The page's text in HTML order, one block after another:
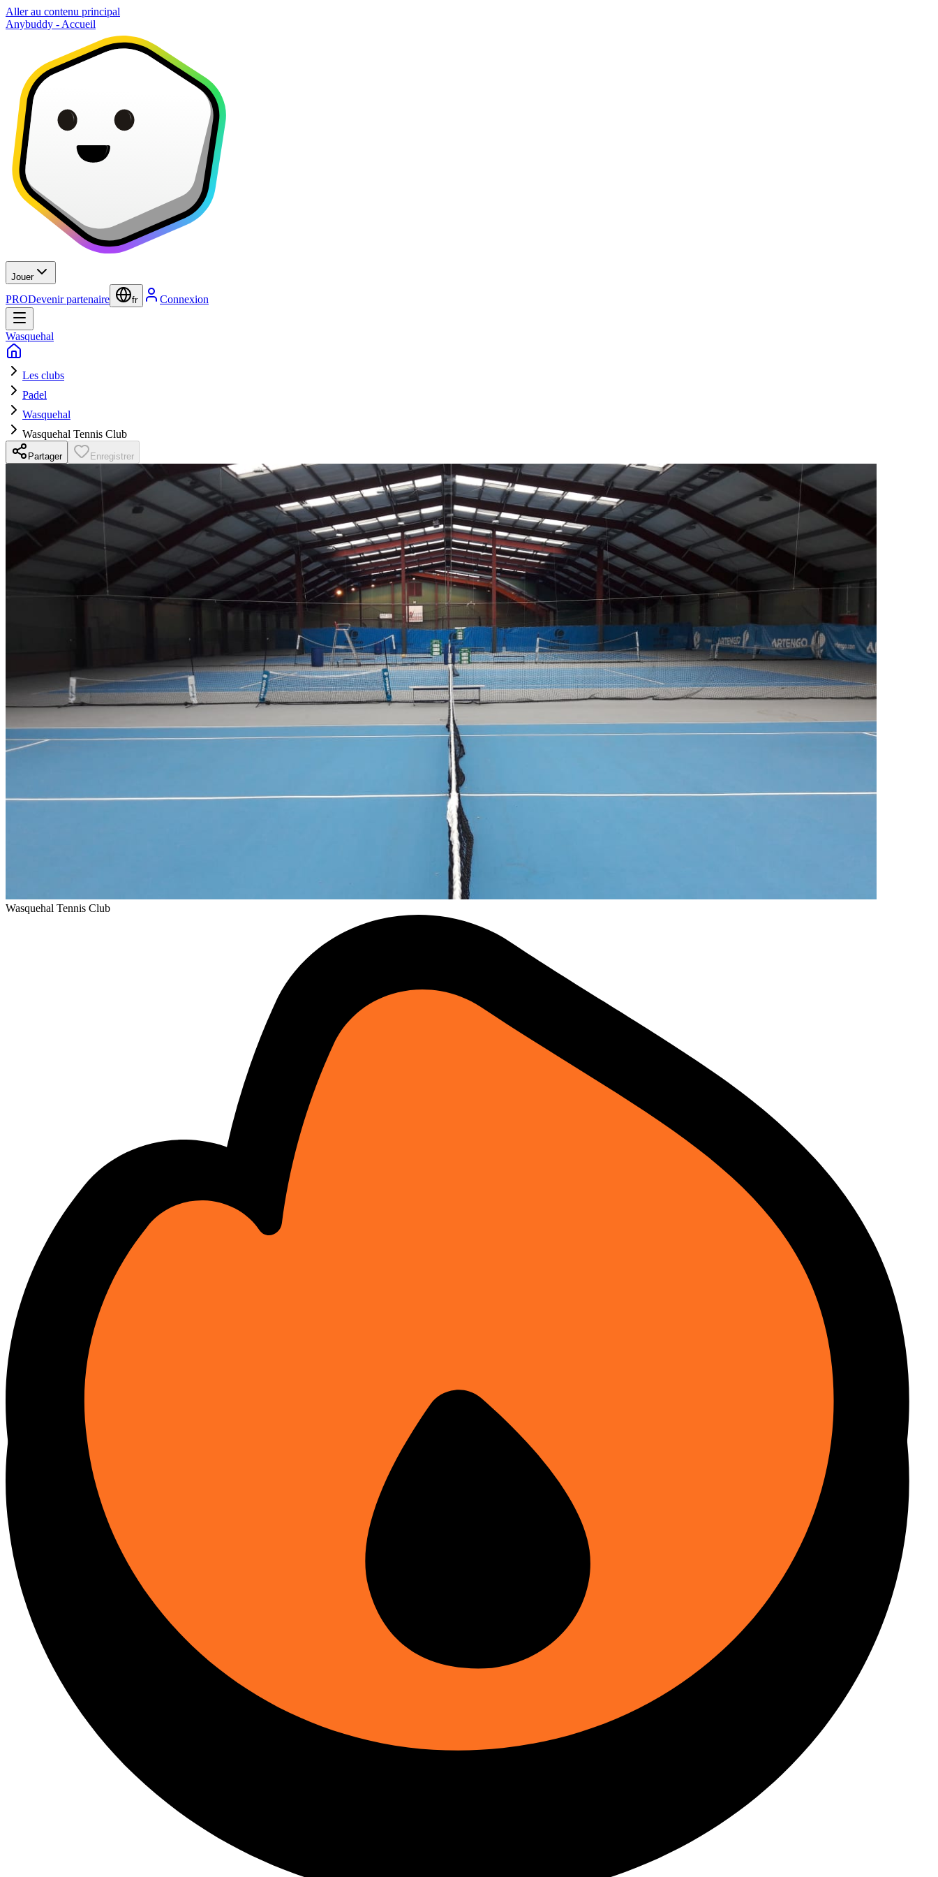
Aller au contenu principal
Anybuddy - Accueil
Jouer
PRODevenir partenaire fr Connexion
Wasquehal
Les clubs
Padel
Wasquehal
Wasquehal Tennis Club
Partager Enregistrer
Wasquehal Tennis Club